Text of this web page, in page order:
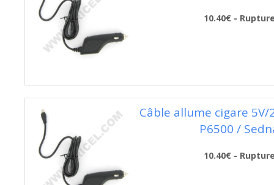
10.40€ -
Câble allume cigare 5V/
P6500 /
10.40€ -